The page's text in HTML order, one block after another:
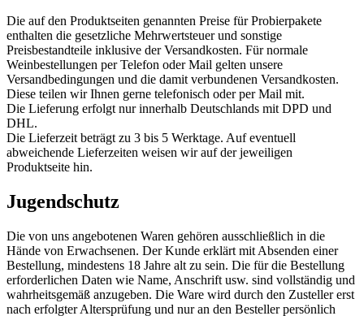
Die auf den Produktseiten genannten Preise für Probierpakete
enthalten die gesetzliche Mehrwertsteuer und sonstige
Preisbestandteile inklusive der Versandkosten. Für normale
Weinbestellungen per Telefon oder Mail gelten unsere
Versandbedingungen und die damit verbundenen Versandkosten.
Diese teilen wir Ihnen gerne telefonisch oder per Mail mit.
Die Lieferung erfolgt nur innerhalb Deutschlands mit DPD und
DHL.
Die Lieferzeit beträgt zu 3 bis 5 Werktage. Auf eventuell
abweichende Lieferzeiten weisen wir auf der jeweiligen
Produktseite hin.
Jugendschutz
Die von uns angebotenen Waren gehören ausschließlich in die
Hände von Erwachsenen. Der Kunde erklärt mit Absenden einer
Bestellung, mindestens 18 Jahre alt zu sein. Die für die Bestellung
erforderlichen Daten wie Name, Anschrift usw. sind vollständig und
wahrheitsgemäß anzugeben. Die Ware wird durch den Zusteller erst
nach erfolgter Altersprüfung und nur an den Besteller persönlich